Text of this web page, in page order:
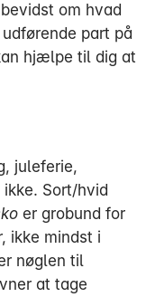
om hvad
part på
hjælpe til dig at
juleferie,
Sort/hvid
er grobund for
ikke mindst i
nøglen til
at tage